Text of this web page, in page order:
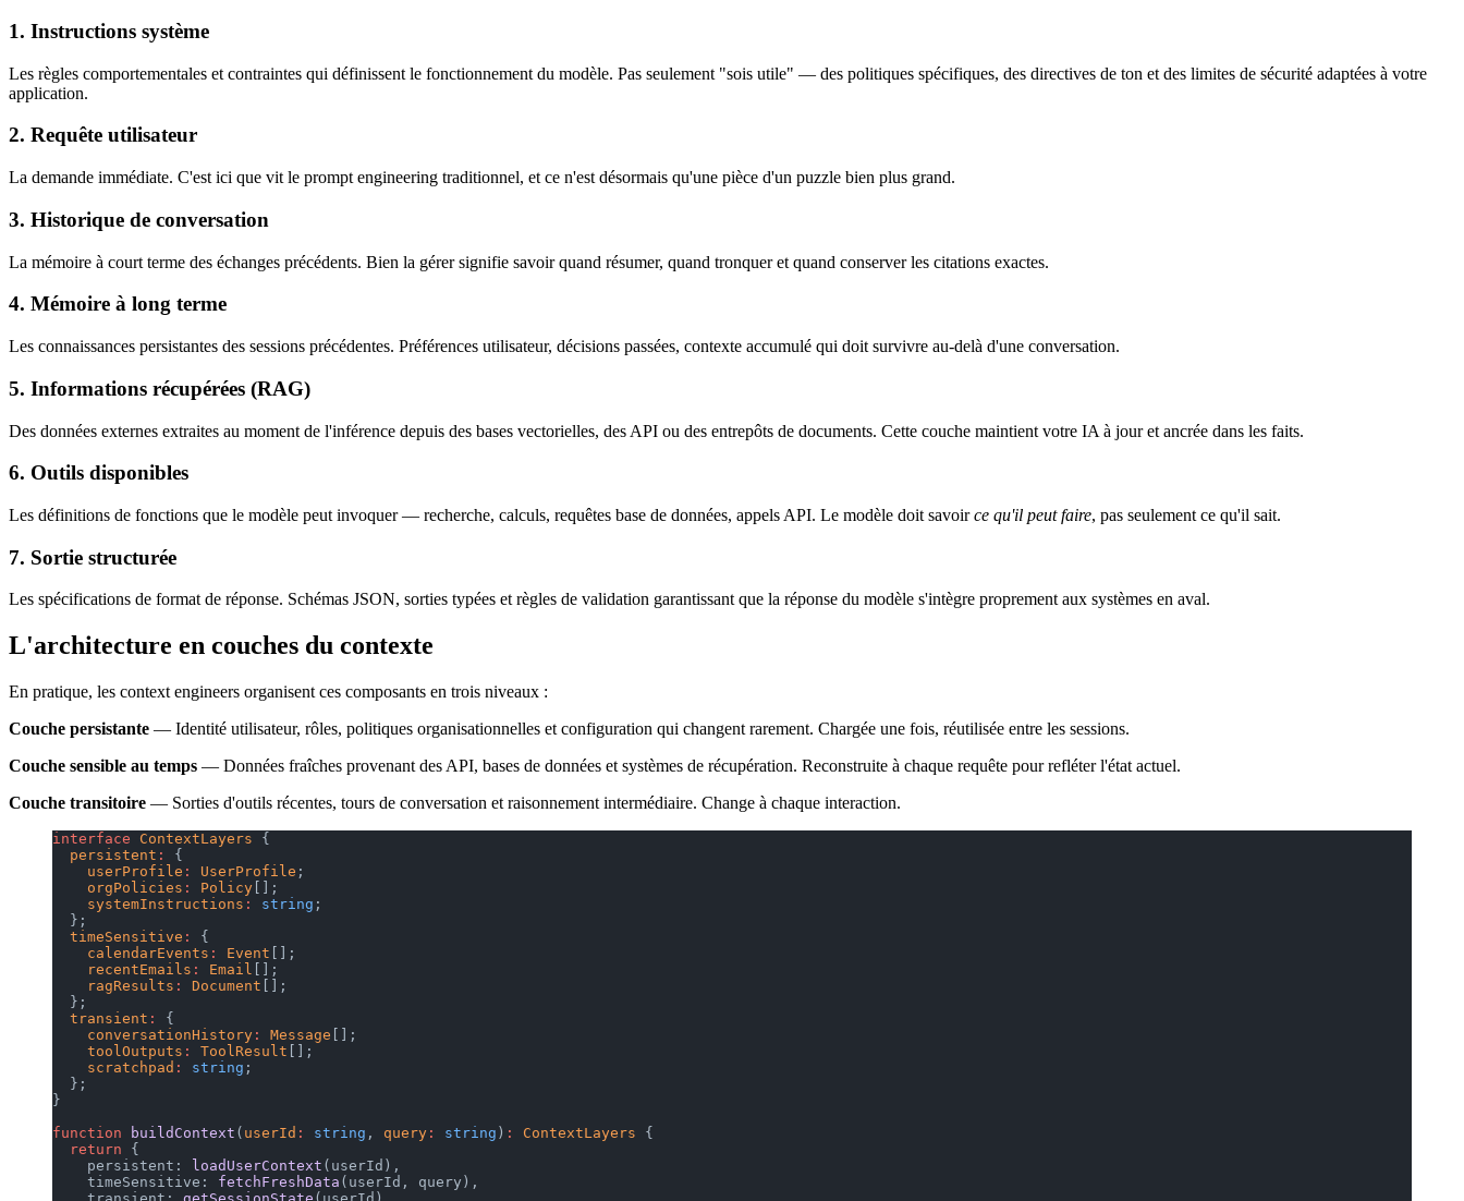
1. Instructions système
Les règles comportementales et contraintes qui définissent le fonctionnement du modèle. Pas seulement "sois utile" — des politiques spécifiques, des directives de ton et des limites de sécurité adaptées à votre
application.
2. Requête utilisateur
La demande immédiate. C'est ici que vit le prompt engineering traditionnel, et ce n'est désormais qu'une pièce d'un puzzle bien plus grand.
3. Historique de conversation
La mémoire à court terme des échanges précédents. Bien la gérer signifie savoir quand résumer, quand tronquer et quand conserver les citations exactes.
4. Mémoire à long terme
Les connaissances persistantes des sessions précédentes. Préférences utilisateur, décisions passées, contexte accumulé qui doit survivre au-delà d'une conversation.
5. Informations récupérées (RAG)
Des données externes extraites au moment de l'inférence depuis des bases vectorielles, des API ou des entrepôts de documents. Cette couche maintient votre IA à jour et ancrée dans les faits.
6. Outils disponibles
Les définitions de fonctions que le modèle peut invoquer — recherche, calculs, requêtes base de données, appels API. Le modèle doit savoirce qu'il peut faire, pas seulement ce qu'il sait.
7. Sortie structurée
Les spécifications de format de réponse. Schémas JSON, sorties typées et règles de validation garantissant que la réponse du modèle s'intègre proprement aux systèmes en aval.
L'architecture en couches du contexte
En pratique, les context engineers organisent ces composants en trois niveaux :
Couche persistante — Identité utilisateur, rôles, politiques organisationnelles et configuration qui changent rarement. Chargée une fois, réutilisée entre les sessions.
Couche sensible au temps — Données fraîches provenant des API, bases de données et systèmes de récupération. Reconstruite à chaque requête pour refléter l'état actuel.
Couche transitoire — Sorties d'outils récentes, tours de conversation et raisonnement intermédiaire. Change à chaque interaction.
interface ContextLayers {
  persistent
:
{
    userProfile
: UserProfile ;
    orgPolicies
: Policy [];
    systemInstructions
: string ;
  };
  timeSensitive
:
{
    calendarEvents
: Event [];
    recentEmails
: Email [];
    ragResults
: Document [];
  };
  transient
:
{
    conversationHistory
: Message [];
    toolOutputs
: ToolResult [];
    scratchpad
: string ;
  };
}
function buildContext ( userId : string , query : string ) : ContextLayers {
  return
{
    persistent:
loadUserContext (userId),
    timeSensitive:
fetchFreshData (userId, query),